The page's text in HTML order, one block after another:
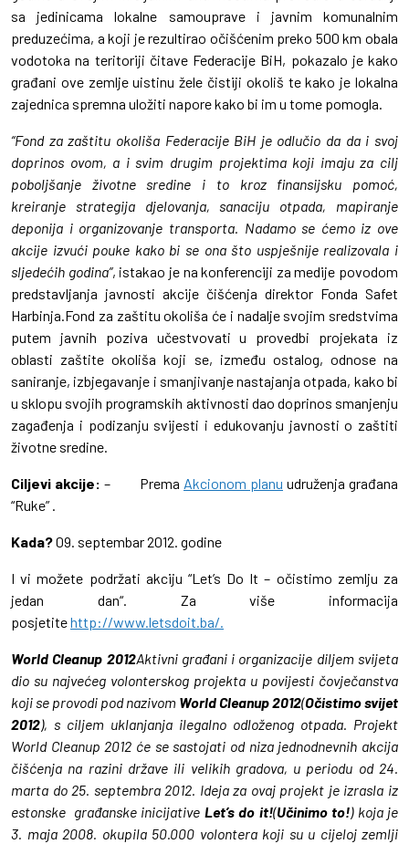
sa jedinicama lokalne samouprave i javnim komunalnim
preduzećima, a koji je rezultirao očišćenim preko 500 km obala
vodotoka na teritoriji čitave Federacije BiH, pokazalo je kako
građani ove zemlje uistinu žele čistiji okoliš te kako je lokalna
zajednica spremna uložiti napore kako bi im u tome pomogla.
“Fond za zaštitu okoliša Federacije BiH je odlučio da da i svoj
doprinos ovom, a i svim drugim projektima koji imaju za cilj
poboljšanje životne sredine i to kroz finansijsku pomoć,
kreiranje strategija djelovanja, sanaciju otpada, mapiranje
deponija i organizovanje transporta. Nadamo se ćemo iz ove
akcije izvući pouke kako bi se ona što uspješnije realizovala i
sljedećih godina”, istakao je na konferenciji za medije povodom
predstavljanja javnosti akcije čišćenja direktor Fonda Safet
Harbinja.Fond za zaštitu okoliša će i nadalje svojim sredstvima
putem javnih poziva učestvovati u provedbi projekata iz
oblasti zaštite okoliša koji se, između ostalog, odnose na
saniranje, izbjegavanje i smanjivanje nastajanja otpada, kako bi
u sklopu svojih programskih aktivnosti dao doprinos smanjenju
zagađenja i podizanju svijesti i edukovanju javnosti o zaštiti
životne sredine.
Ciljevi akcije: – Prema Akcionom planu udruženja građana
“Ruke” .
Kada?09. septembar 2012. godine
I vi možete podržati akciju “Let’s Do It – očistimo zemlju za
jedan dan“. Za više informacija
posjetitehttp://www.letsdoit.ba/.
World Cleanup 2012Aktivni građani i organizacije diljem svijeta
dio su najvećeg volonterskog projekta u povijesti čovječanstva
koji se provodi pod nazivom World Cleanup 2012(Očistimo svijet
2012), s ciljem uklanjanja ilegalno odloženog otpada. Projekt
World Cleanup 2012 će se sastojati od niza jednodnevnih akcija
čišćenja na razini države ili velikih gradova, u periodu od 24.
marta do 25. septembra 2012. Ideja za ovaj projekt je izrasla iz
estonske građanske inicijative Let’s do it!(Učinimo to!) koja je
3. maja 2008. okupila 50.000 volontera koji su u cijeloj zemlji